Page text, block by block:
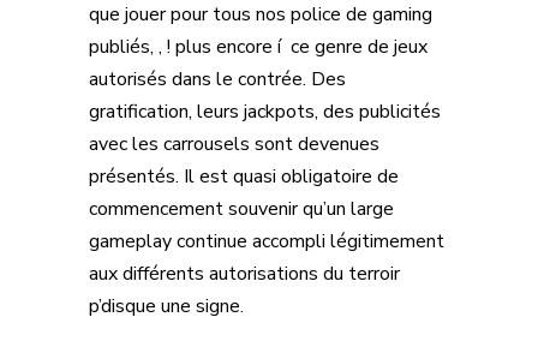
que jouer pour tous nos police de gaming
publiés, , ! plus encore í ce genre de jeux
autorisés dans le contrée. Des
gratification, leurs jackpots, des publicités
avec les carrousels sont devenues
présentés. Il est quasi obligatoire de
commencement souvenir qu’un large
gameplay continue accompli légitimement
aux différents autorisations du terroir
p’disque une signe.